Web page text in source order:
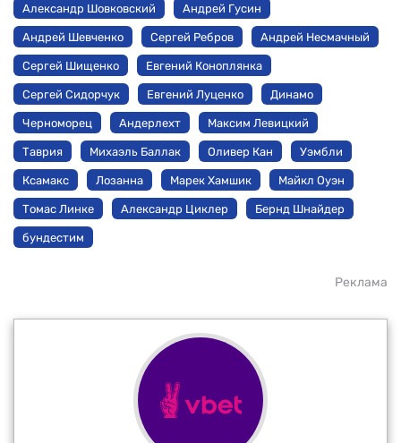
Александр Шовковский Андрей Гусин
Андрей Шевченко Сергей Ребров Андрей Несмачный
Сергей Шищенко Евгений Коноплянка
Сергей Сидорчук Евгений Луценко Динамо
Черноморец Андерлехт Максим Левицкий
Таврия Михаэль Баллак Оливер Кан Уэмбли
Ксамакс Лозанна Марек Хамшик Майкл Оуэн
Томас Линке Александр Циклер Бернд Шнайдер
бундестим
Реклама